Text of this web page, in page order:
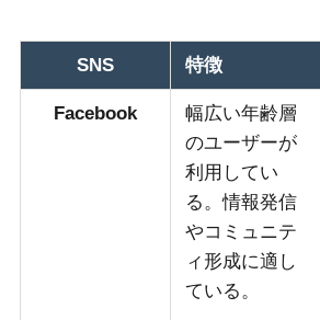
SNS 特徴
Facebook
幅広い年齢層
のユーザーが
利用してい
る。情報発信
やコミュニテ
ィ形成に適し
ている。